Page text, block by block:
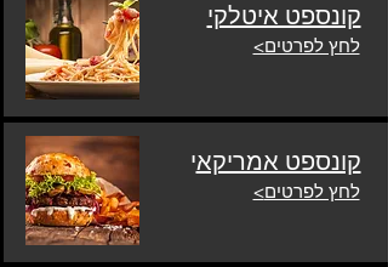
לחץ לפרטים>
קונספט איטלקי
לחץ לפרטים>
קונספט אמריקאי